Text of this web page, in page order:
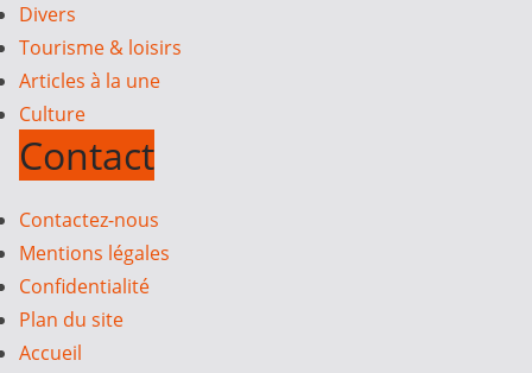
Divers
Tourisme & loisirs
Articles à la une
Culture
Contact
Contactez-nous
Mentions légales
Confidentialité
Plan du site
Accueil